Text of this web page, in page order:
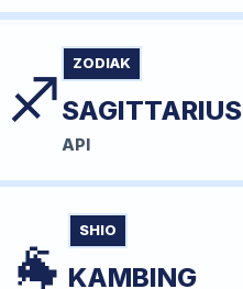
♐ ZODIAK
SAGITTARIUS
API
🐐 SHIO
KAMBING